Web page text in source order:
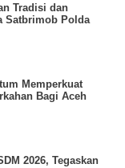
Tradisi dan
Satbrimob Polda
Memperkuat
Bagi Aceh
2026, Tegaskan